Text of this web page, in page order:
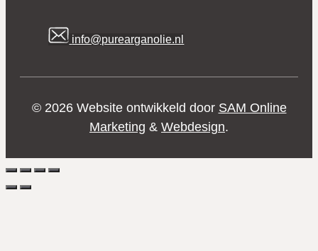
info@purearganolie.nl
© 2026 Website ontwikkeld door SAM Online
Marketing & Webdesign.